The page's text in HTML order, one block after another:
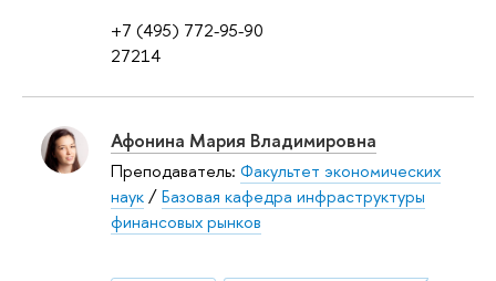
+7 (495) 772-95-90
27214
Афонина Мария Владимировна
Преподаватель: Факультет экономических
наук/Базовая кафедра инфраструктуры
финансовых рынков